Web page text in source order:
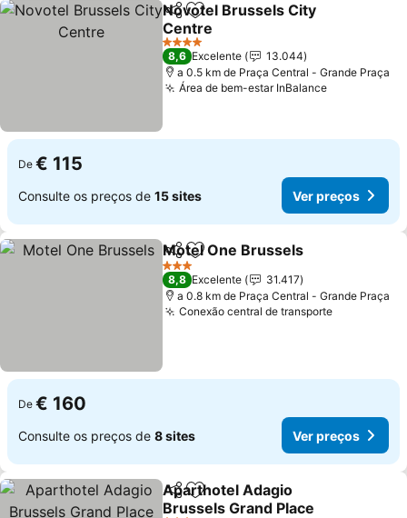
PartilharAdicionar aos favoritos
Novotel Brussels City
Centre
4 Estrelas
8,6 Excelente
13.044
a 0.5 km de Praça Central - Grande Praça
Área de bem-estar InBalance
De € 115
Consulte os preços de 15 sites Ver preços
PartilharAdicionar aos favoritos
Motel One Brussels
3 Estrelas
8,8 Excelente
31.417
a 0.8 km de Praça Central - Grande Praça
Conexão central de transporte
De € 160
Consulte os preços de 8 sites Ver preços
PartilharAdicionar aos favoritos
Aparthotel Adagio
Brussels Grand Place